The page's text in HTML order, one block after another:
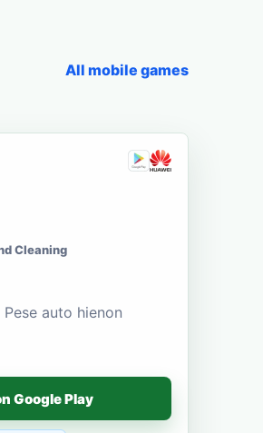
All mobile games
Cleaning
auto hienon
Google Play